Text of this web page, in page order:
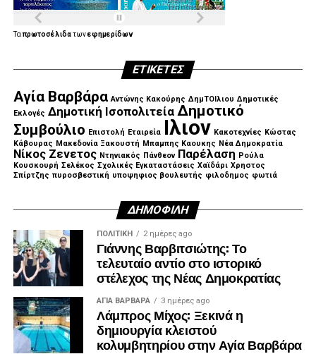
Ταπρωτοσέλιδατωνεφημερίδων
ΕΤΙΚΈΤΕΣ
Αγία Βαρβάρα Αντώνης Κακούρης ΔημΤΟΙλιου Δημοτικές
Εκλογές Δημοτική Ισοπολιτεία Δημοτικό
Συμβούλιο Επιστολή Εταιρεία Ιλιον Κακοτεχνίες Κώστας
Κάβουρας Μακεδονία Ξακουστή Μπαμπης Καουκης Νέα Δημοκρατία
Νίκος Ζενετος Ντηνιακός Πάνθεον Παρέλαση Ρούλα
Κουσκουρή Σελέκος Σχολικές Εγκαταστάσεις Χαϊδάρι Χρηστος
Σπίρτζης πυροσβεστική υποψηφιος βουλευτής φιλοδημος φωτιά
ΔΗΜΟΦΙΛΉ
ΠΟΛΙΤΙΚΉ 2 ημέρες ago
Γιάννης Βαρβιτσιώτης: Το
τελευταίο αντίο στο ιστορικό
στέλεχος της Νέας Δημοκρατίας
ΑΓΙΑ ΒΑΡΒΑΡΑ 3 ημέρες ago
Λάμπρος Μίχος: Ξεκινά η
δημιουργία κλειστού
κολυμβητηρίου στην Αγία Βαρβάρα